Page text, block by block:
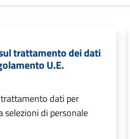
trattamento dei dati
U.E.
dati per
selezioni di personale